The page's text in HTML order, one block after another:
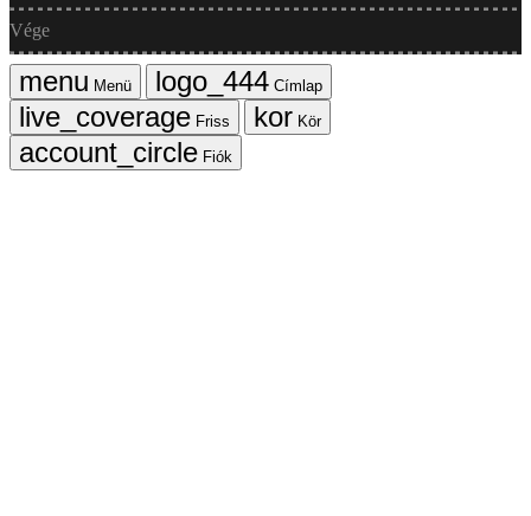
Vége
Menü
Címlap
Friss
Kör
Fiók